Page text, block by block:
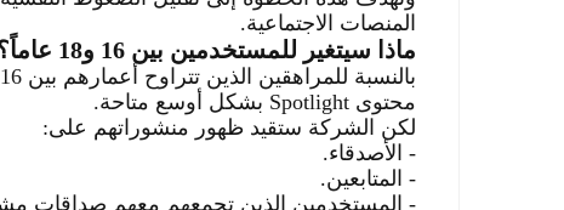
المنصات الاجتماعية.
ماذا سيتغير للمستخدمين بين 16 و18 عاماً؟
محتوى
بشكل أوسع متاحة.
لكن الشر كة ستقيد ظهور منشوراتهم على:
- الأصدقاء.
- المتابعين.
- المستخدمين الذين تجمعهم معهم صداقات